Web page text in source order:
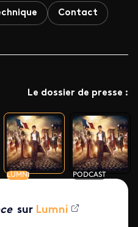
Contact
Le dossier de presse :
LUMNI PODCAST
sur Lumni